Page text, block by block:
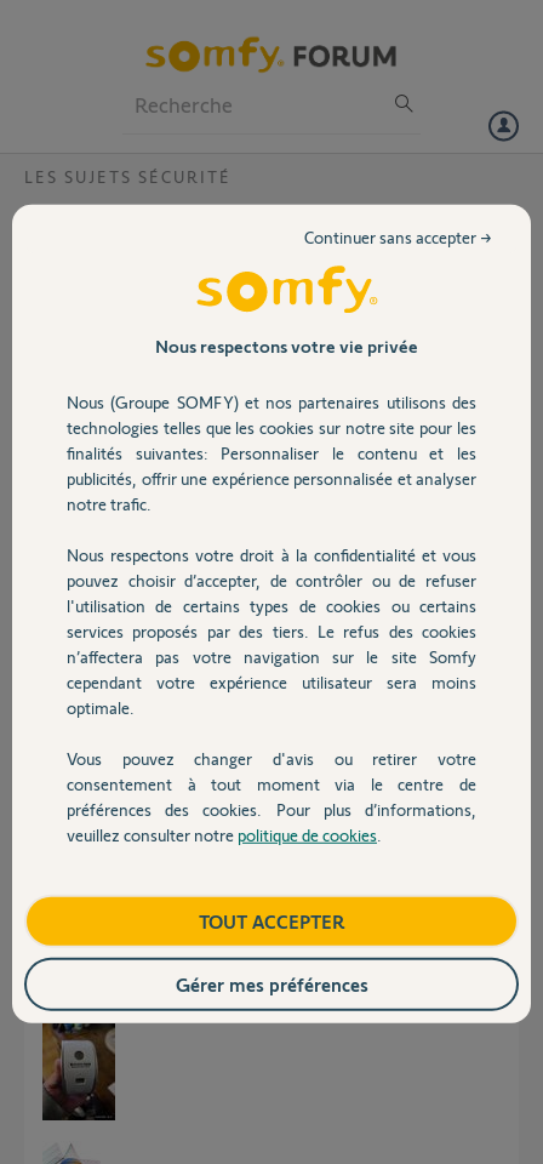
Volet
Sécurité
Domotique
Chauffage
Autres produits
Devis avec un pro
Contact
LES SUJETS SÉCURITÉ
Problème identification caméra Somfy
Après une centaine d' essais et manipulations, Impossible de faire
accepter le QR code ( pas de bip de confirmation).
technique s impose chez vous
QR code:B0411D3178CD AGJH
Merci par avance j'attends votre retour
Merci,
Jose C.
il y a 2 mois
Participer au fil de discussion
Réponses
Bonsoir
Ce n'est pas le QR code qu'il faut poster mais l'adresse MAC de la
caméra.
Nous respectons votre vie privée
Nous (Groupe SOMFY) et nos partenaires utilisons des
technologies telles que les cookies sur notre site pour les
finalités suivantes: Personnaliser le contenu et les
publicités, offrir une expérience personnalisée et analyser
notre trafic.
Nous respectons votre droit à la confidentialité et vous
pouvez choisir d’accepter, de contrôler ou de refuser
l'utilisation de certains types de cookies ou certains
services proposés par des tiers. Le refus des cookies
n’affectera pas votre navigation sur le site Somfy
cependant votre expérience utilisateur sera moins
optimale.
Vous pouvez changer d'avis ou retirer votre
consentement à tout moment via le centre de
préférences des cookies. Pour plus d’informations,
veuillez consulter notre politique de cookies
Continuer sans accepter →
TOUT ACCEPTER
Gérer mes préférences